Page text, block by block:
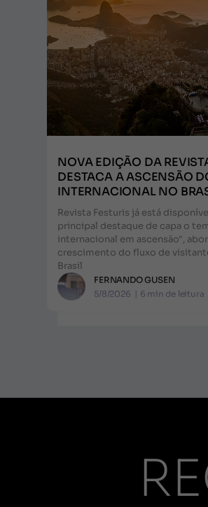
NOVA EDIÇÃO DA
DESTACA A ASCENSÃO
INTERNACIONAL NO
Revista Festuris já está
principal destaque de capa o
internacional em ascensão",
crescimento do fluxo de
Brasil
FERNANDO GUSEN
5/8/2026 | 6 min de leitura